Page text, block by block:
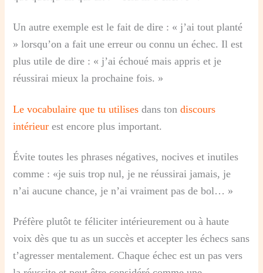
Un autre exemple est le fait de dire : « j’ai tout planté
» lorsqu’on a fait une erreur ou connu un échec. Il est
plus utile de dire : « j’ai échoué mais appris et je
réussirai mieux la prochaine fois. »
Le vocabulaire que tu utilises dans tondiscours
intérieur est encore plus important.
Évite toutes les phrases négatives, nocives et inutiles
comme : «je suis trop nul, je ne réussirai jamais, je
n’ai aucune chance, je n’ai vraiment pas de bol… »
Préfère plutôt te féliciter intérieurement ou à haute
voix dès que tu as un succès et accepter les échecs sans
t’agresser mentalement. Chaque échec est un pas vers